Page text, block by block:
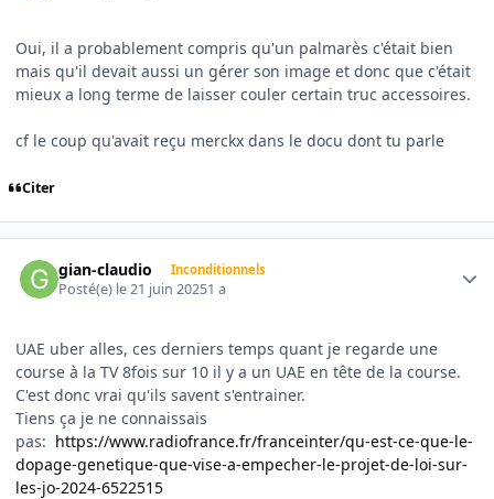
Oui, il a probablement compris qu'un palmarès c'était bien
mais qu'il devait aussi un gérer son image et donc que c'était
mieux a long terme de laisser couler certain truc accessoires.
cf le coup qu'avait reçu merckx dans le docu dont tu parle
Citer
gian-claudio Inconditionnels
Posté(e) le 21 juin 20251 a
UAE uber alles, ces derniers temps quant je regarde une
course à la TV 8fois sur 10 il y a un UAE en tête de la course.
C'est donc vrai qu'ils savent s'entrainer.
Tiens ça je ne connaissais
pas: https://www.radiofrance.fr/franceinter/qu-est-ce-que-le-
dopage-genetique-que-vise-a-empecher-le-projet-de-loi-sur-
les-jo-2024-6522515